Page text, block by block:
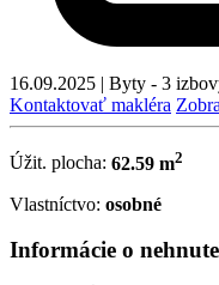
16.09.2025 | Byty - 3
Kontaktovať makléra
Úžit. plocha: 62.59 m2
Vlastníctvo: osobné
Informácie o